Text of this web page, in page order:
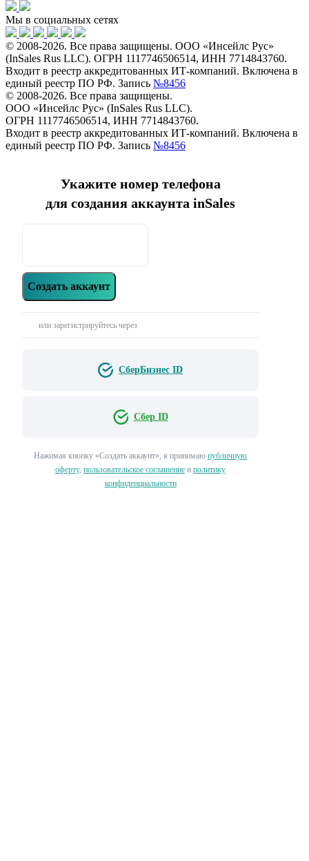
Мы в социальных сетях
© 2008-2026. Все права защищены. ООО «Инсейлс Рус»
(InSales Rus LLC). ОГРН 1117746506514, ИНН 7714843760.
Входит в реестр аккредитованных ИТ-компаний. Включена в
единый реестр ПО РФ. Запись №8456
© 2008-2026. Все права защищены.
ООО «Инсейлс Рус» (InSales Rus LLC).
ОГРН 1117746506514, ИНН 7714843760.
Входит в реестр аккредитованных ИТ-компаний. Включена в
единый реестр ПО РФ. Запись №8456
Укажите номер телефона
для создания аккаунта inSales
Создать аккаунт
или зарегистрируйтесь через
СберБизнес ID
Сбер ID
Нажимая кнопку «‎Создать аккаунт»‎, я принимаю публичную
оферту, пользовательское соглашение и политику
конфиденциальности